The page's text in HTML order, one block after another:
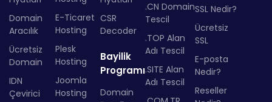
Domain
Aracılık
Ücretsiz
Domain
IDN
Çevirici
E-Ticaret
Hosting
Plesk
Hosting
Joomla
Hosting
CSR
Decoder
Bayilik
Programı
Domain
.CN Domain
Tescil
.TOP Alan
Adı Tescil
.SITE Alan
Adı Tescil
SSL Nedir?
Ücretsiz
SSL
E-posta
Nedir?
Reseller